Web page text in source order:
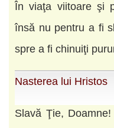
În viaţa viitoare şi
însă nu pentru a fi
spre a fi chinuiţi
Nasterea lui Hristos
Slavă Ţie,